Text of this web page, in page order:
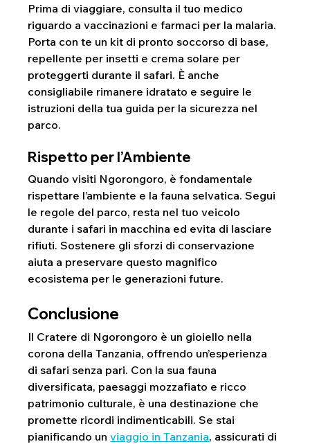
Prima di viaggiare, consulta il tuo medico
riguardo a vaccinazioni e farmaci per la malaria.
Porta con te un kit di pronto soccorso di base,
repellente per insetti e crema solare per
proteggerti durante il safari. È anche
consigliabile rimanere idratato e seguire le
istruzioni della tua guida per la sicurezza nel
parco.
Rispetto per l’Ambiente
Quando visiti Ngorongoro, è fondamentale
rispettare l’ambiente e la fauna selvatica. Segui
le regole del parco, resta nel tuo veicolo
durante i safari in macchina ed evita di lasciare
rifiuti. Sostenere gli sforzi di conservazione
aiuta a preservare questo magnifico
ecosistema per le generazioni future.
Conclusione
Il Cratere di Ngorongoro è un gioiello nella
corona della Tanzania, offrendo un’esperienza
di safari senza pari. Con la sua fauna
diversificata, paesaggi mozzafiato e ricco
patrimonio culturale, è una destinazione che
promette ricordi indimenticabili. Se stai
pianificando un viaggio in Tanzania, assicurati di